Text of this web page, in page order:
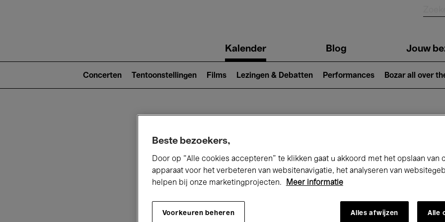
navigationKalender Blog Jouw
2)
Concerten Tentoonstellingen Films Lezingen & Debatten Performances Bozar all over
Vandaag Komende 7 dagen
Zaterdag 01 - Maandag 31 Augustus
Beste bezoekers,
Door op “Alle cookies accepteren” te klikken gaat u akkoord met het opslaan van
apparaat voor het verbeteren van websitenavigatie, het analyseren van
helpen bij onze marketingprojecten.
Meer informatie
Voorkeuren beheren Alles afwijzen Alle